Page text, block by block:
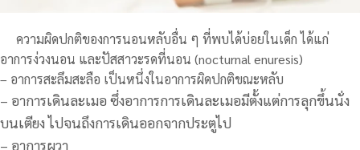
ความผิดปกติของการนอนหลับอื่น ๆ ที่พบได้บ่อยในเด็ก ได้แก่
อาการง่วงนอน และปัสสาวะรดที่นอน (nocturnal enuresis)
– อาการสะลึมสะลือ เป็นหนึ่งในอาการผิดปกติขณะหลับ
– อาการเดินละเมอ ซึ่งอาการการเดินละเมอมีตั้งแต่การลุกขึ้นนั่ง
บนเตียง ไปจนถึงการเดินออกจากประตูไป
– อาการผวา